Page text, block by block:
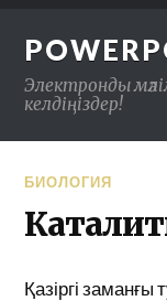
Электронды
келдіңіздер!
БИОЛОГИЯ
Қазіргі